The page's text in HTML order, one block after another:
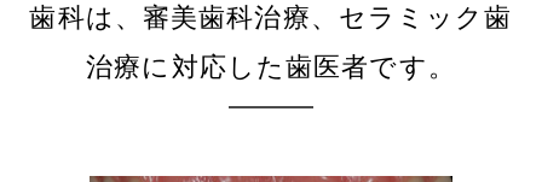
診療時間・アクセス
歯科は、審美歯科治療、セラミック歯
治療に対応した歯医者です。